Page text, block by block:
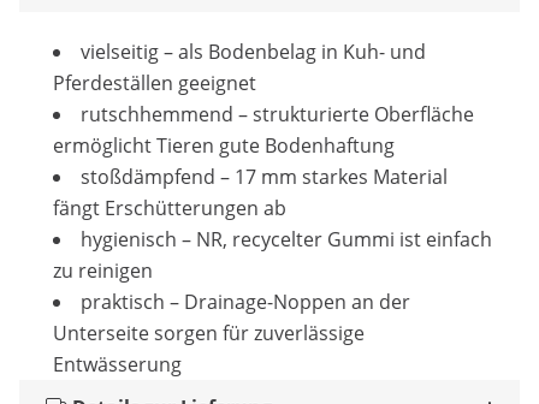
vielseitig – als Bodenbelag in Kuh- und
Pferdeställen geeignet
rutschhemmend – strukturierte Oberfläche
ermöglicht Tieren gute Bodenhaftung
stoßdämpfend – 17 mm starkes Material
fängt Erschütterungen ab
hygienisch – NR, recycelter Gummi ist einfach
zu reinigen
praktisch – Drainage-Noppen an der
Unterseite sorgen für zuverlässige
Entwässerung